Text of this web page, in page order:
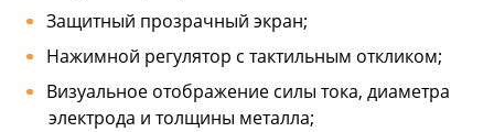
Защитный прозрачный экран;
Нажимной регулятор с тактильным откликом;
Визуальное отображение силы тока, диаметра
электрода и толщины металла;